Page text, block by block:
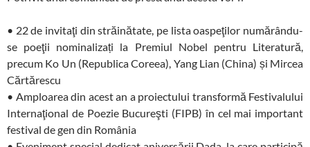
• 22 de invitaţi din străinătate, pe lista oaspeţilor numărându-
se poeţii nominalizați la Premiul Nobel pentru Literatură,
precum Ko Un (Republica Coreea), Yang Lian (China) și Mircea
Cărtărescu
• Amploarea din acest an a proiectului transformă Festivalului
Internaţional de Poezie Bucureşti (FIPB) în cel mai important
festival de gen din România